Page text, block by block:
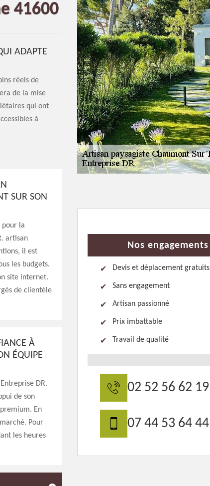
41600
ADAPTE
réels de
de la mise
qui ont
à
SUR SON
pour la
artisan
il est
les budgets.
site internet.
de clientèle
À
ÉQUIPE
DR.
de son
En
Pour
les heures
Nos engagements
Devis et déplacement gratuits
Sans engagement
Artisan passionné
Prix imbattable
Travail de qualité
02 52 56 62 19
07 44 53 64 44